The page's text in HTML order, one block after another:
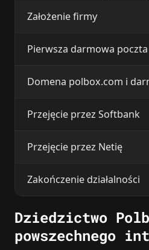
Założenie firmy
Pierwsza darmowa poczta
Domena polbox.com i
Przejęcie przez Softbank
Przejęcie przez Netię
Zakończenie działalności
Dziedzictwo
powszechnego